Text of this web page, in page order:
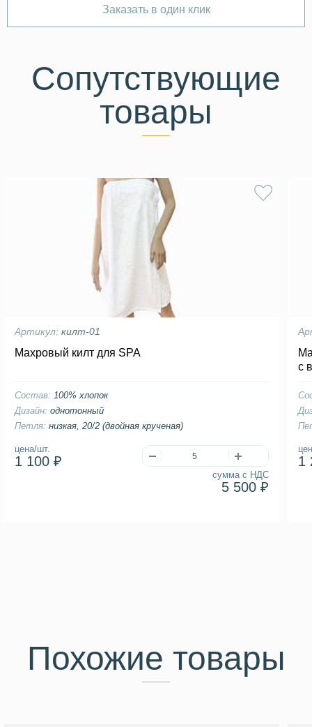
Заказать в один клик
Сопутствующие
товары
Артикул: килт-01
Махровый килт для SPA
цена/шт.
1 100 ₽
сумма с НДС
5 500 ₽
Состав: 100% хлопок
Дизайн: однотонный
Петля: низкая, 20/2 (двойная крученая)
с
1
Похожие товары